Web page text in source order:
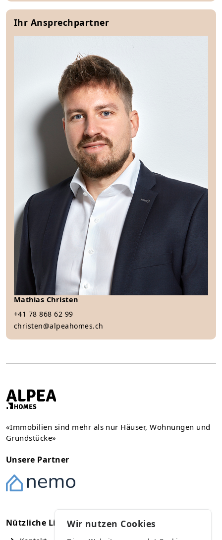
Ihr Ansprechpartner
Mathias Christen
+41 78 868 62 99
christen@alpeahomes.ch
«Immobilien sind mehr als nur Häuser, Wohnungen und
Grundstücke»
Unsere Partner
Nützliche Links Kontakt
Wir nutzen Cookies